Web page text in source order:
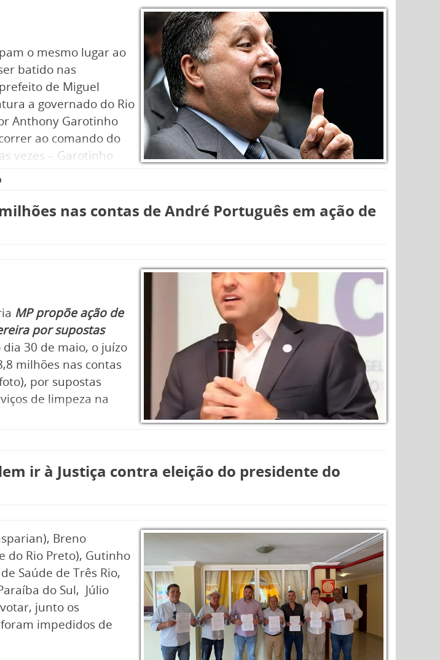
o mesmo lugar ao
batido nas
de Miguel
a governado do Rio
Anthony Garotinho
ao comando do
vezes – Garotinho
nas contas de André Português em ação de
MP propõe ação de
por supostas
30 de maio, o juízo
milhões nas contas
por supostas
de limpeza na
ir à Justiça contra eleição do presidente do
Breno
do Rio Preto), Gutinho
Saúde de Três Rio,
do Sul, Júlio
junto os
foram impedidos de